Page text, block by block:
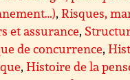
,Risques,
et assurance,
de concurrence,
,Histoire de la